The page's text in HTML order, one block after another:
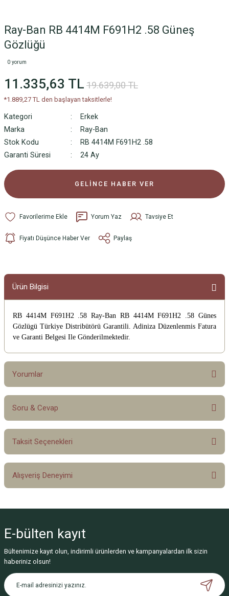
Ray-Ban RB 4414M F691H2 .58 Güneş
Gözlüğü
0 yorum
11.335,63 TL 19.639,00 TL
*1.889,27 TL den başlayan taksitlerle!
Kategori
Erkek
Marka
Ray-Ban
Stok Kodu
RB 4414M F691H2 .58
Garanti Süresi
24 Ay
GELİNCE HABER VER
Yorum Yaz Tavsiye Et
Fiyatı Düşünce Haber Ver Paylaş
Ürün Bilgisi
RB 4414M F691H2 .58 Ray-Ban RB 4414M F691H2 .58 Günes
Gözlügü Türkiye Distribütörü Garantili. Adiniza Düzenlenmis Fatura
ve Garanti Belgesi Ile Gönderilmektedir.
Yorumlar
Bu ürüne ilk yorumu siz yapın!
Soru & Cevap
Ürün hakkında henüz soru sorulmamış.
Taksit Seçenekleri
Alışveriş Deneyimi
Deneyimini Paylaş
E-bülten kayıt
Bültenimize kayıt olun, indirimli ürünlerden ve kampanyalardan ilk sizin
haberiniz olsun!